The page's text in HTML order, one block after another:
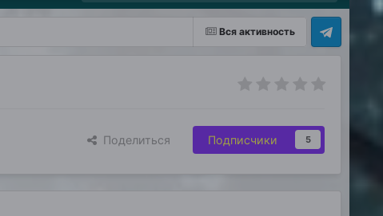
Вся активность
Поделиться Подписчики 5